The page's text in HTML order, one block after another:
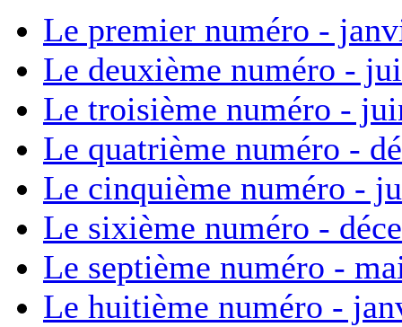
Le premier numéro -
Le deuxième numéro -
Le troisième numéro -
Le quatrième numéro -
Le cinquième numéro -
Le sixième numéro -
Le septième numéro -
Le huitième numéro -